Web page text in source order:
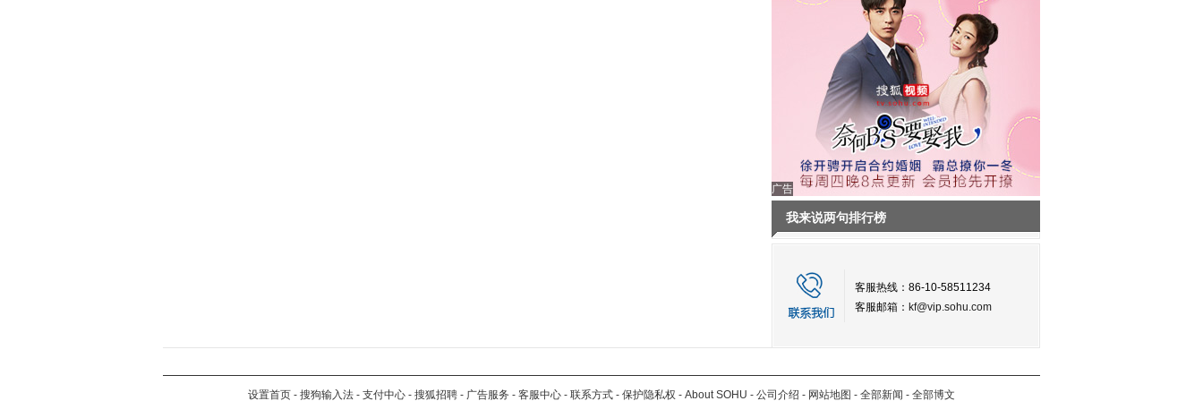
广告
我来说两句排行榜
客服热线：86-10-58511234
客服邮箱： kf@vip.sohu.com
设置首页 - 搜狗输入法 - 支付中心 - 搜狐招聘 - 广告服务 - 客服中心 - 联系方式 - 保护隐私权 - About SOHU - 公司介绍 - 网站地图 - 全部新闻 - 全部博文